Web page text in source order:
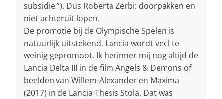
subsidie!”). Dus Roberta Zerbi: doorpakken en
niet achteruit lopen.
De promotie bij de Olympische Spelen is
natuurlijk uitstekend. Lancia wordt veel te
weinig gepromoot. Ik herinner mij nog altijd de
Lancia Delta III in de film Angels & Demons of
beelden van Willem-Alexander en Maxima
(2017) in de Lancia Thesis Stola. Dat was